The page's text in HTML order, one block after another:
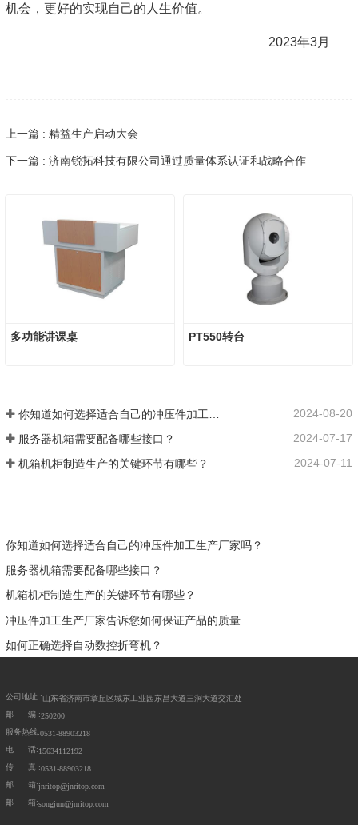
机会，更好的实现自己的人生价值。
2023年3月
上一篇 : 精益生产启动大会
下一篇 : 济南锐拓科技有限公司通过质量体系认证和战略合作
多功能讲课桌 PT550转台
2024-08-20
服务器机箱需要配备哪些接口？ 2024-07-17
机箱机柜制造生产的关键环节有哪些？ 2024-07-11
你知道如何选择适合自己的冲压件加工生产厂家吗？
服务器机箱需要配备哪些接口？
机箱机柜制造生产的关键环节有哪些？
冲压件加工生产厂家告诉您如何保证产品的质量
如何正确选择自动数控折弯机？
公司地址 :山东省济南市章丘区城东工业园东昌大道三涧大道交汇处
邮 编 :250200
服务热线:0531-88903218
电 话:15634112192
传 真 :0531-88903218
邮 箱:jnritop@jnritop.com
邮 箱:songjun@jnritop.com